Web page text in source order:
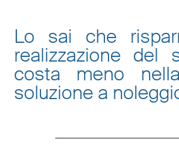
Lo sai che
realizzazione del
costa meno
soluzione a